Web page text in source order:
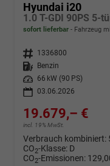
Hyundai i20
sofort lieferbar Fahrzeug
Fahrzeugnr. 1336800
Kraftstoff
Benzin
Leistung
66 kW (90 PS)
03.06.2026
19.679,– €
incl. 19% MwSt.
Verbrauch kombiniert:
CO2-Klasse: D
CO2-Emissionen: